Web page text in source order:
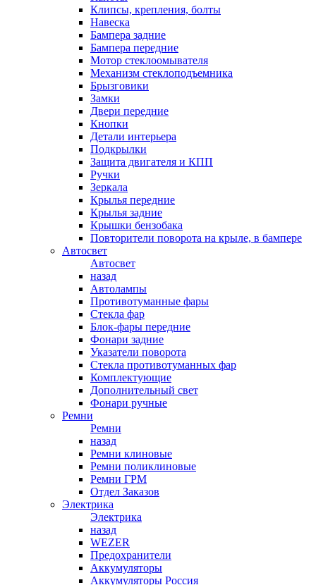
Клипсы, крепления, болты
Навеска
Бампера задние
Бампера передние
Мотор стеклоомывателя
Механизм стеклоподъемника
Брызговики
Замки
Двери передние
Кнопки
Детали интерьера
Подкрылки
Защита двигателя и КПП
Ручки
Зеркала
Крылья передние
Крылья задние
Крышки бензобака
Повторители поворота на крыле, в бампере
Автосвет
Автосвет
назад
Автолампы
Противотуманные фары
Стекла фар
Блок-фары передние
Фонари задние
Указатели поворота
Стекла противотуманных фар
Комплектующие
Дополнительный свет
Фонари ручные
Ремни
Ремни
назад
Ремни клиновые
Ремни поликлиновые
Ремни ГРМ
Отдел Заказов
Электрика
Электрика
назад
WEZER
Предохранители
Аккумуляторы
Аккумуляторы Россия